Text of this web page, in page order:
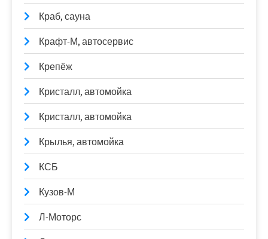
Краб, сауна
Крафт-М, автосервис
Крепёж
Кристалл, автомойка
Кристалл, автомойка
Крылья, автомойка
КСБ
Кузов-М
Л-Моторс